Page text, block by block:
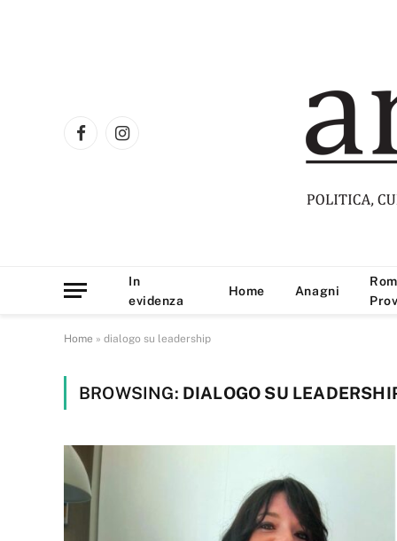
FacebookInstagram
In
evidenza
Home Anagni
Home » dialogo su leadership
BROWSING: DIALOGO SU